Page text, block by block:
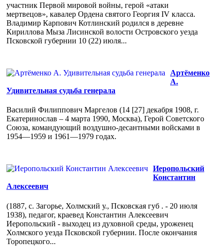
участник Первой мировой войны, герой «атаки
мертвецов», кавалер Ордена святого Георгия IV класса.
Владимир Карпович Котлинский родился в деревне
Кириллова Мыза Лисинской волости Островского уезда
Псковской губернии 10 (22) июля...
Артёменко
А.
Удивительная судьба генерала
Василий Филиппович Маргелов (14 [27] декабря 1908, г.
Екатеринослав – 4 марта 1990, Москва), Герой Советского
Союза, командующий воздушно-десантными войсками в
1954—1959 и 1961—1979 годах.
Иеропольский
Константин
Алексеевич
(1887, с. Загорье, Холмский у., Псковская губ . - 20 июля
1938), педагог, краевед Константин Алексеевич
Иеропольский - выходец из духовной среды, уроженец
Холмского уезда Псковской губернии. После окончания
Торопецкого...